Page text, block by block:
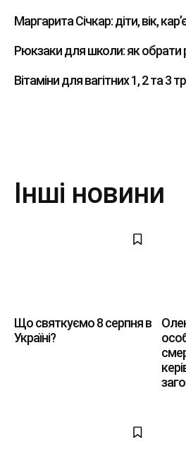
Маргарита Січкар: діти, вік,
Рюкзаки для школи: як обрати
Вітаміни для вагітних 1, 2 та 3
Інші новини
Що святкуємо 8 серпня в
Україні?